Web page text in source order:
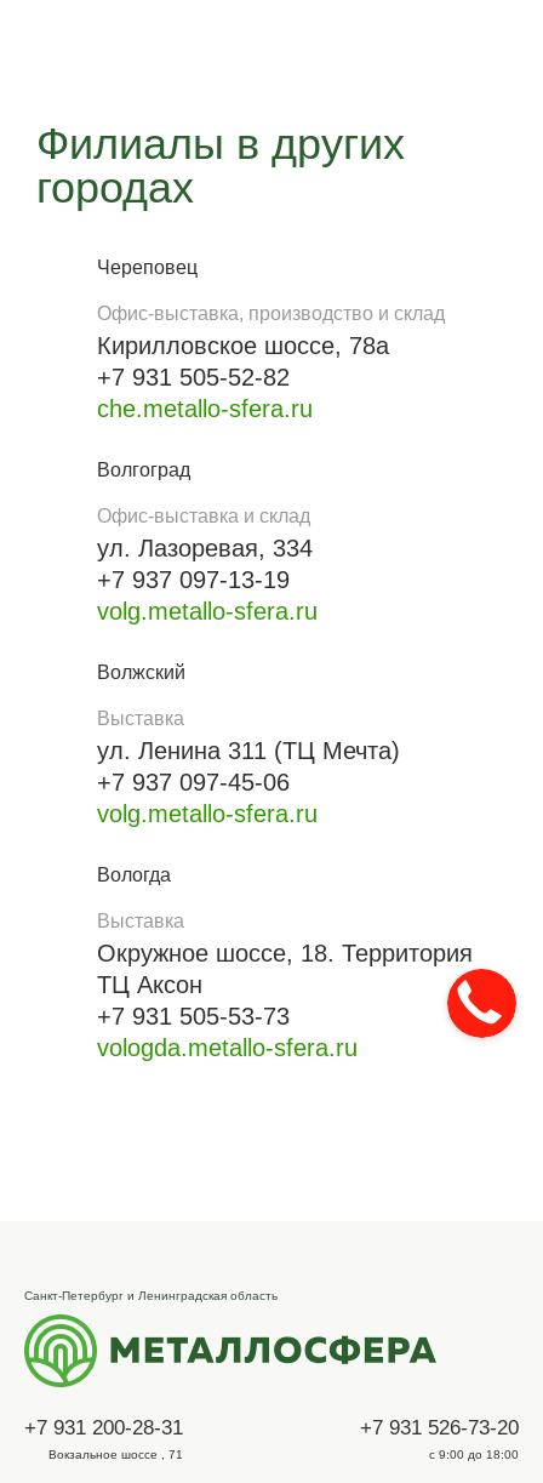
Филиалы в других
городах
Череповец
Офис-выставка, производство и склад
Кирилловское шоссе, 78а
+7 931 505-52-82
che.metallo-sfera.ru
Волгоград
Офис-выставка и склад
ул. Лазоревая, 334
+7 937 097-13-19
volg.metallo-sfera.ru
Волжский
Выставка
ул. Ленина 311 (ТЦ Мечта)
+7 937 097-45-06
volg.metallo-sfera.ru
Вологда
Выставка
Окружное шоссе, 18. Территория
ТЦ Аксон
+7 931 505-53-73
vologda.metallo-sfera.ru
Санкт-Петербург и Ленинградская область
+7 931 200-28-31
Вокзальное шоссе , 71
+7 931 526-73-20
с 9:00 до 18:00